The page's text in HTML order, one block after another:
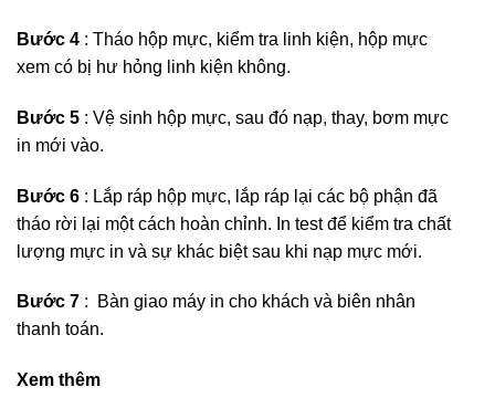
Bước 4 : Tháo hộp mực, kiểm tra linh kiện, hộp mực
xem có bị hư hỏng linh kiện không.
Bước 5 : Vệ sinh hộp mực, sau đó nạp, thay, bơm mực
in mới vào.
Bước 6 : Lắp ráp hộp mực, lắp ráp lại các bộ phận đã
tháo rời lại một cách hoàn chỉnh. In test để kiểm tra chất
lượng mực in và sự khác biệt sau khi nạp mực mới.
Bước 7 : Bàn giao máy in cho khách và biên nhân
thanh toán.
Xem thêm